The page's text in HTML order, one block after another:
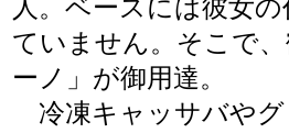
人。ベースには彼女
ていません。そこで
ーノ」が御用達。
冷凍キャッサバやグ